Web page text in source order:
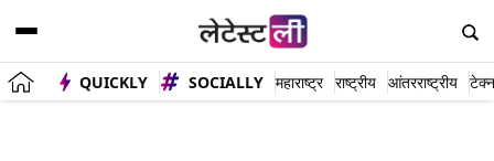
QUICKLY SOCIALLY महाराष्ट्र राष्ट्रीय आंतरराष्ट्रीय